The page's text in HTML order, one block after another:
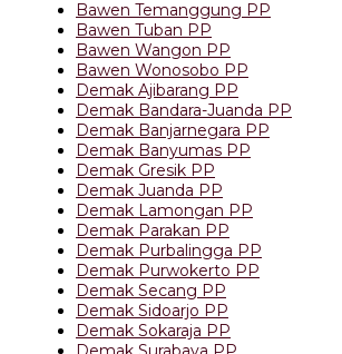
Bawen Temanggung PP
Bawen Tuban PP
Bawen Wangon PP
Bawen Wonosobo PP
Demak Ajibarang PP
Demak Bandara-Juanda PP
Demak Banjarnegara PP
Demak Banyumas PP
Demak Gresik PP
Demak Juanda PP
Demak Lamongan PP
Demak Parakan PP
Demak Purbalingga PP
Demak Purwokerto PP
Demak Secang PP
Demak Sidoarjo PP
Demak Sokaraja PP